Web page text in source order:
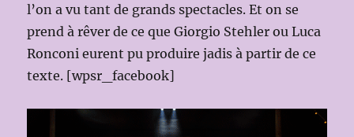
l’on a vu tant de grands spectacles. Et on se
prend à rêver de ce que Giorgio Stehler ou Luca
Ronconi eurent pu produire jadis à partir de ce
texte. [wpsr_facebook]